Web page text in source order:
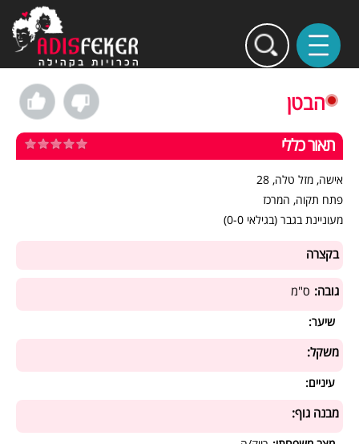
הבטן
תאור כללי
אישה, מזל טלה, 28
פתח תקוה, המרכז
מעוניינת בגבר (בגילאי 0-0)
בקצרה
גובה: ס"מ
שיער:
משקל:
עיניים:
מבנה גוף: